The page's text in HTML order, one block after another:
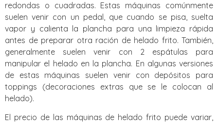
redondas o cuadradas. Estas máquinas comúnmente
suelen venir con un pedal, que cuando se pisa, suelta
vapor y calienta la plancha para una limpieza rápida
antes de preparar otra ración de helado frito. También,
generalmente suelen venir con 2 espátulas para
manipular el helado en la plancha. En algunas versiones
de estas máquinas suelen venir con depósitos para
toppings (decoraciones extras que se le colocan al
helado).
El precio de las máquinas de helado frito puede variar,